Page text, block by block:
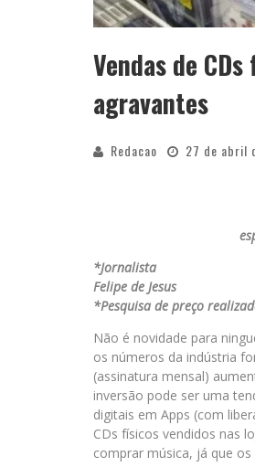
Vendas de
agravantes
Redacao 27 de abril
*Jornalista
Felipe de Jesus
*Pesquisa de preço
Não é novidade para
os números da indústria
(assinatura mensal)
inversão pode ser uma
digitais em Apps (com
CDs físicos vendidos nas
comprar música, já que